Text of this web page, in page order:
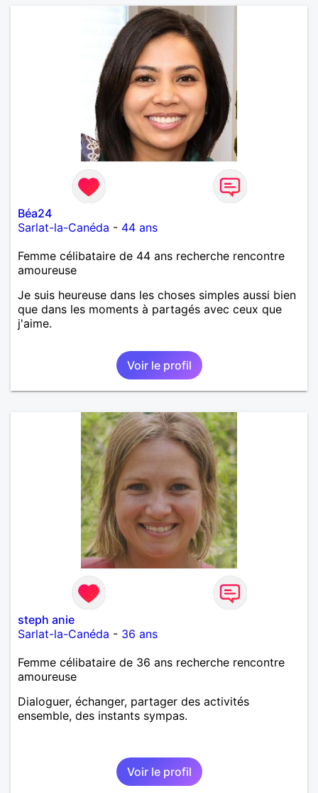
Béa24
Sarlat-la-Canéda - 44 ans
Femme célibataire de 44 ans recherche rencontre
amoureuse
Je suis heureuse dans les choses simples aussi bien
que dans les moments à partagés avec ceux que
j'aime.
Voir le profil
steph anie
Sarlat-la-Canéda - 36 ans
Femme célibataire de 36 ans recherche rencontre
amoureuse
Dialoguer, échanger, partager des activités
ensemble, des instants sympas.
Voir le profil